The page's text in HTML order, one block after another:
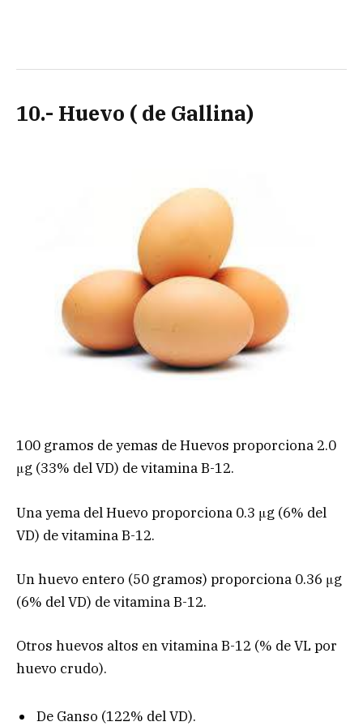
10.- Huevo ( de Gallina)
100 gramos de yemas de Huevos proporciona 2.0
μg (33% del VD) de vitamina B-12.
Una yema del Huevo proporciona 0.3 μg (6% del
VD) de vitamina B-12.
Un huevo entero (50 gramos) proporciona 0.36 μg
(6% del VD) de vitamina B-12.
Otros huevos altos en vitamina B-12 (% de VL por
huevo crudo).
De Ganso (122% del VD).